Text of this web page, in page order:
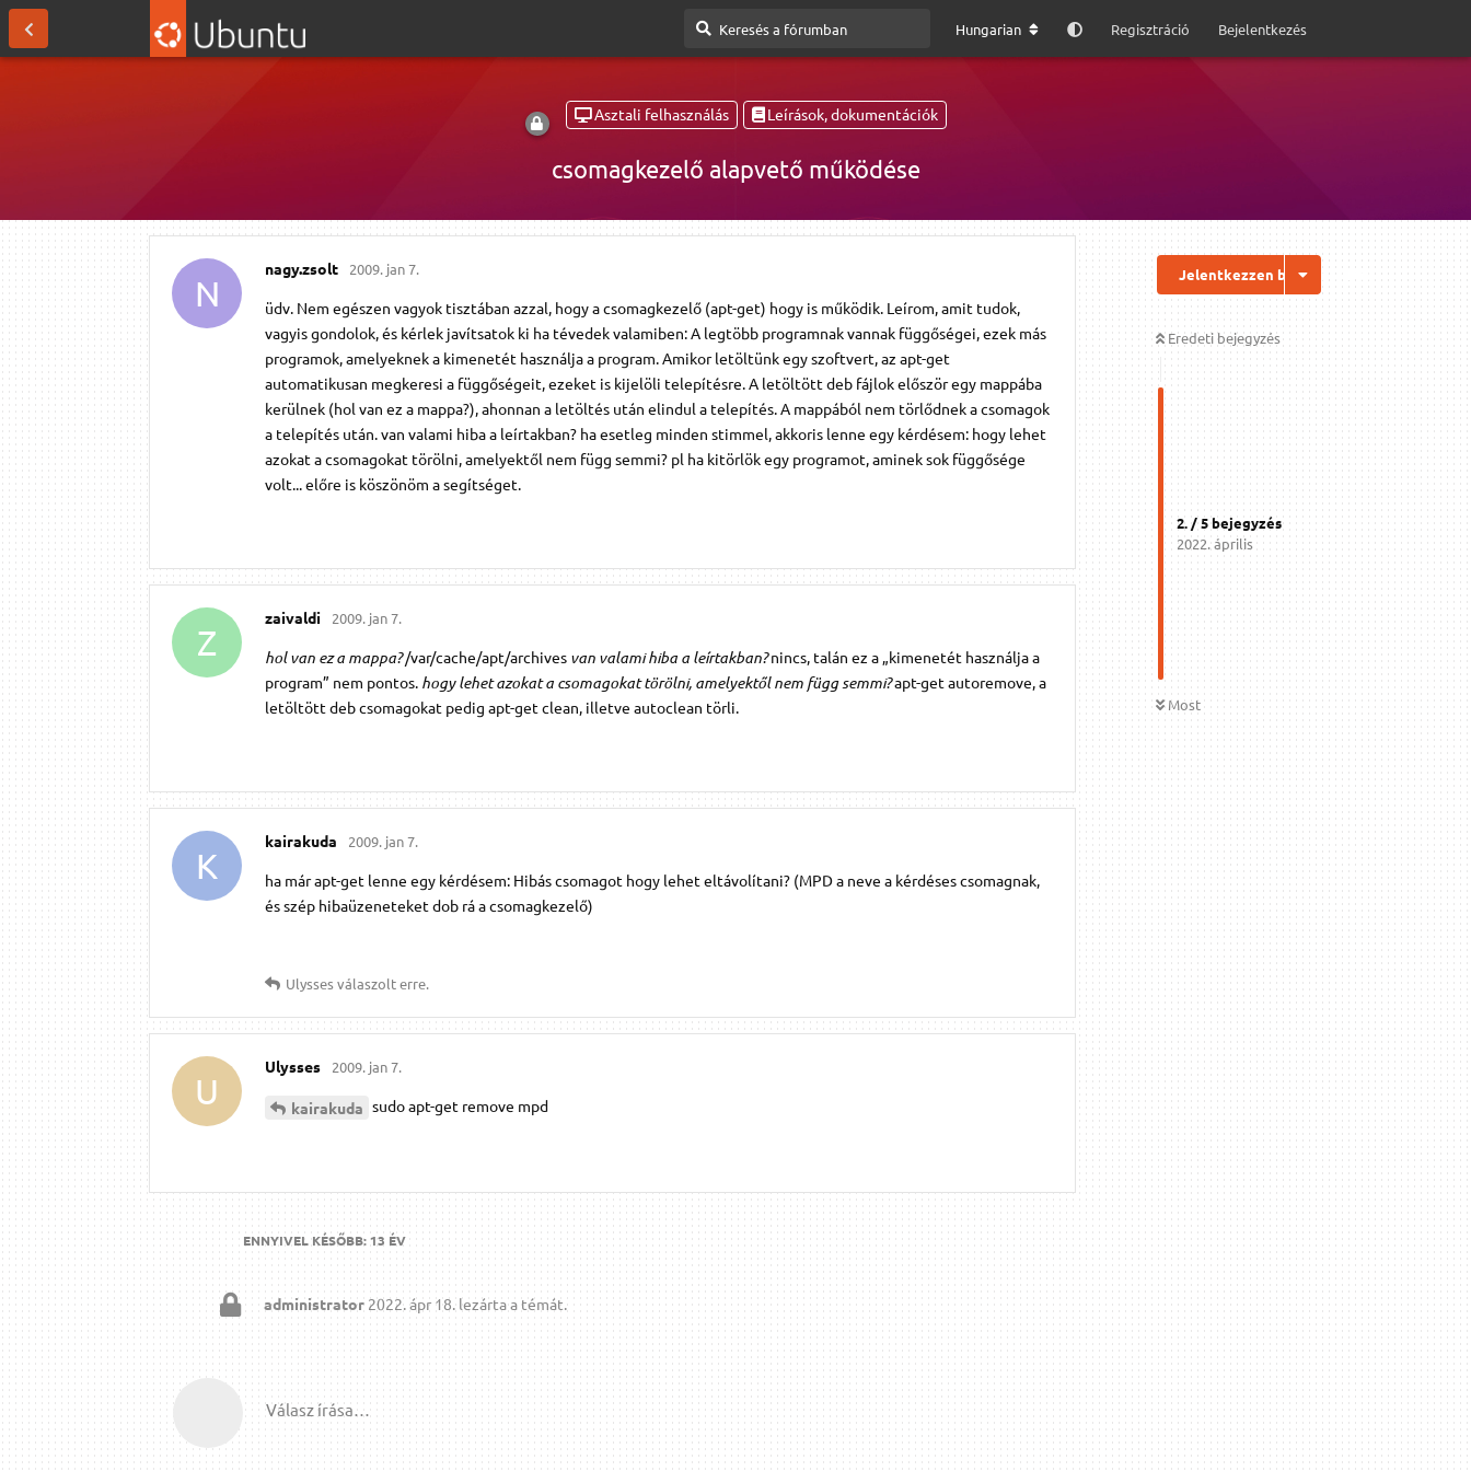
Hungarian Regisztráció Bejelentkezés
Asztali felhasználás Leírások, dokumentációk
csomagkezelő alapvető működése
Jelentkezzen be a válaszhoz
Eredeti bejegyzés
2. /5bejegyzés
2022. április
Most
N
nagy.​zsolt 2009. jan 7.
üdv. Nem egészen vagyok tisztában azzal, hogy a csomagkezelő (apt-get) hogy is működik. Leírom, amit tudok,
vagyis gondolok, és kérlek javítsatok ki ha tévedek valamiben: A legtöbb programnak vannak függőségei, ezek más
programok, amelyeknek a kimenetét használja a program. Amikor letöltünk egy szoftvert, az apt-get
automatikusan megkeresi a függőségeit, ezeket is kijelöli telepítésre. A letöltött deb fájlok először egy mappába
kerülnek (hol van ez a mappa?), ahonnan a letöltés után elindul a telepítés. A mappából nem törlődnek a csomagok
a telepítés után. van valami hiba a leírtakban? ha esetleg minden stimmel, akkoris lenne egy kérdésem: hogy lehet
azokat a csomagokat törölni, amelyektől nem függ semmi? pl ha kitörlök egy programot, aminek sok függősége
volt... előre is köszönöm a segítséget.
Z
zaivaldi 2009. jan 7.
hol van ez a mappa?/var/cache/apt/archives van valami hiba a leírtakban?nincs, talán ez a „kimenetét használja a
program” nem pontos. hogy lehet azokat a csomagokat törölni, amelyektől nem függ semmi?apt-get autoremove, a
letöltött deb csomagokat pedig apt-get clean, illetve autoclean törli.
K
kairakuda 2009. jan 7.
ha már apt-get lenne egy kérdésem: Hibás csomagot hogy lehet eltávolítani? (MPD a neve a kérdéses csomagnak,
és szép hibaüzeneteket dob rá a csomagkezelő)
Ulyssesválaszolt erre.
U
Ulysses 2009. jan 7.
kairakuda sudo apt-get remove mpd
ENNYIVEL KÉSŐBB:13 ÉV
administrator 2022. ápr 18. lezárta a témát.
Válasz írása…